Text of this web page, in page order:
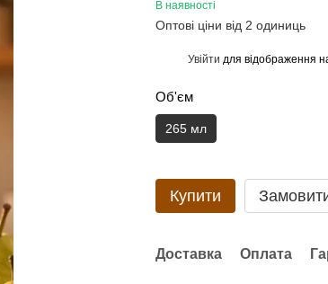
В наявності
Оптові ціни від 2 одиниць
Увійти для відображення
Об'єм
265 мл
Купити
Доставка Оплата